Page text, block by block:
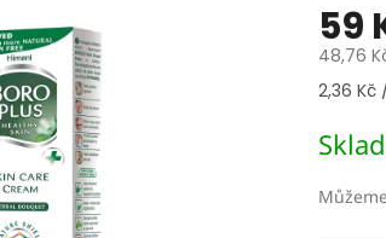
59
48,76
Měrná
2,36 Kč